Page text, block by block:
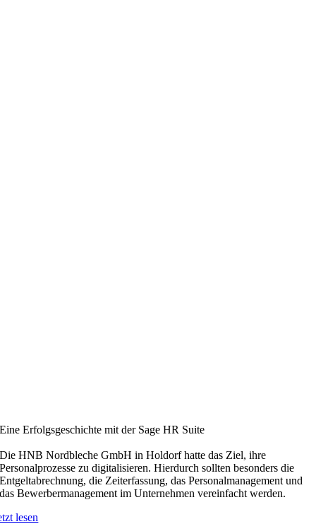
Eine Erfolgsgeschichte mit der Sage HR Suite
Die HNB Nordbleche GmbH in Holdorf hatte das Ziel, ihre
Personalprozesse zu digitalisieren. Hierdurch sollten besonders die
Entgeltabrechnung, die Zeiterfassung, das Personalmanagement und
das Bewerbermanagement im Unternehmen vereinfacht werden.
lesen